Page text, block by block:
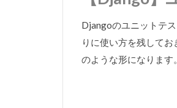
Djangoのユニットテ
りに使い方を残して
のような形になりま